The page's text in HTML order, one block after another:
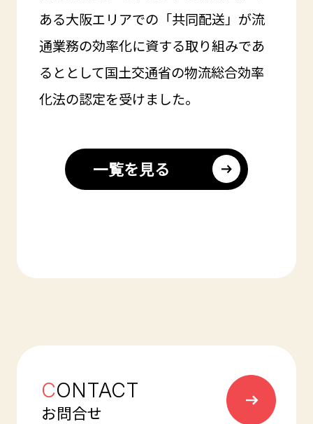
ある大阪エリアでの「共同配送」が流
通業務の効率化に資する取り組みであ
るととして国土交通省の物流総合効率
化法の認定を受けました。
一覧を見る
CONTACT
お問合せ